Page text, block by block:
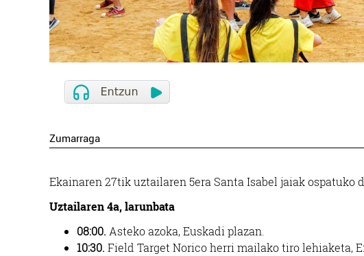
Zumarraga
Ekainaren 27tik uztailaren 5era Santa Isabel jaiak ospatuko
Uztailaren 4a, larunbata
08:00. Asteko azoka, Euskadi plazan.
10:30. Field Target Norico herri mailako tiro lehiaketa,